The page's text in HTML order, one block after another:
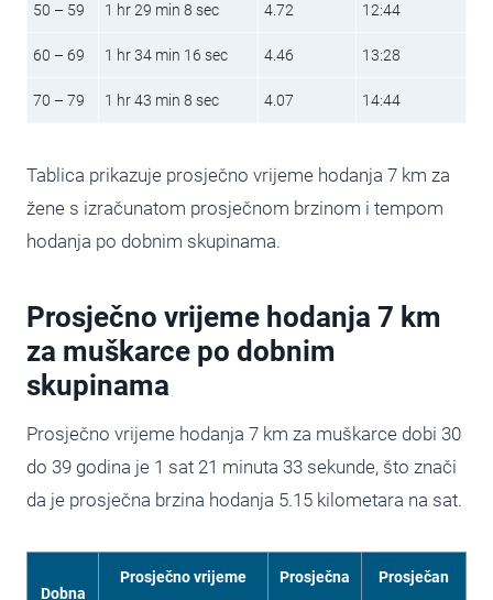
50 – 59 1 hr 29 min 8 sec 4.72 12:44
60 – 69 1 hr 34 min 16 sec 4.46 13:28
70 – 79 1 hr 43 min 8 sec 4.07 14:44
Tablica prikazuje prosječno vrijeme hodanja 7 km za
žene s izračunatom prosječnom brzinom i tempom
hodanja po dobnim skupinama.
Prosječno vrijeme hodanja 7 km
za muškarce po dobnim
skupinama
Prosječno vrijeme hodanja 7 km za muškarce dobi 30
do 39 godina je 1 sat 21 minuta 33 sekunde, što znači
da je prosječna brzina hodanja 5.15 kilometara na sat.
Dobna
Prosječno vrijeme Prosječna Prosječan